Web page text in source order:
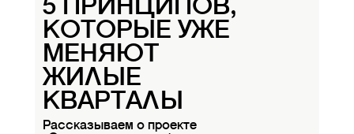
5 ПРИНЦИПОВ,
КОТОРЫЕ УЖЕ
МЕНЯЮТ
ЖИЛЫЕ
КВАРТАЛЫ
Рассказываем о проекте